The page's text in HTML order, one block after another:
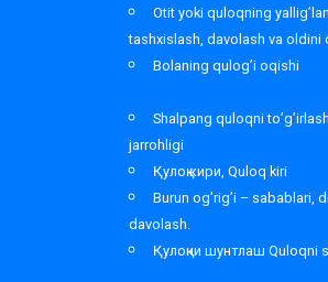
Otit yoki quloqning
tashxislash, davolash va oldini
Bolaning qulog’i oqishi
Shalpang quloqni
jarrohligi
Қулоқ кири, Quloq kiri
Burun og’rig’i – sabablari,
davolash.
Қулоқни шунтлаш Quloqni